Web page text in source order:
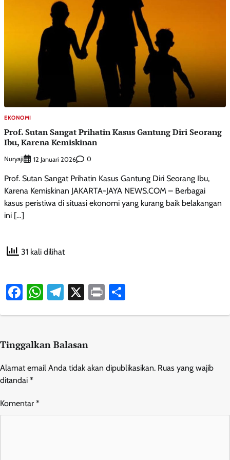
EKONOMI
Prof. Sutan Sangat Prihatin Kasus Gantung Diri Seorang
Ibu, Karena Kemiskinan
Nuryaji 12 Januari 2026 0
Prof. Sutan Sangat Prihatin Kasus Gantung Diri Seorang Ibu,
Karena Kemiskinan JAKARTA-JAYA NEWS.COM – Berbagai
kasus peristiwa di situasi ekonomi yang kurang baik belakangan
ini […]
31 kali dilihat
Facebook
WhatsApp
Telegram
X Print
Tinggalkan Balasan
Alamat email Anda tidak akan dipublikasikan. Ruas yang wajib
ditandai *
Komentar *